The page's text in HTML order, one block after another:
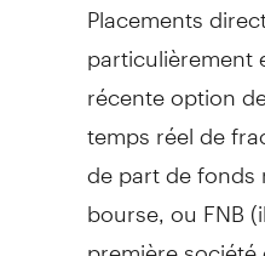
particulièrement
récente option
temps réel de
de part de fonds
bourse, ou FNB
première